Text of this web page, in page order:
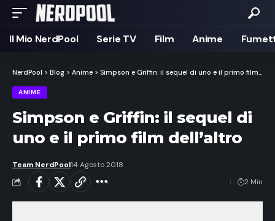
Il Mio NerdPool Serie TV Film Anime
NerdPool > Blog > Anime > Simpson e Griffin: il sequel di uno e il primo film dell’altro
ANIME
Simpson e Griffin: il sequel di
uno e il primo film dell’altro
Team NerdPool14 Agosto 2018
2 Min